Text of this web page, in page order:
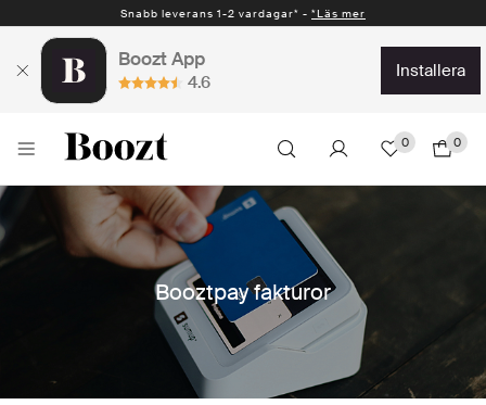
Snabb leverans 1-2 vardagar* - *Läs mer
Boozt App
4.6
installera
0 0
Booztpay fakturor